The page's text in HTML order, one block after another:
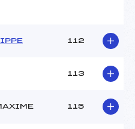
112
113
115